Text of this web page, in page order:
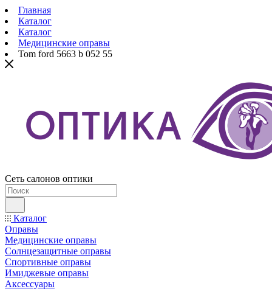
Главная
Каталог
Каталог
Медицинские оправы
Tom ford 5663 b 052 55
Сеть салонов оптики
Каталог
Оправы
Медицинские оправы
Солнцезащитные оправы
Спортивные оправы
Имиджевые оправы
Аксессуары